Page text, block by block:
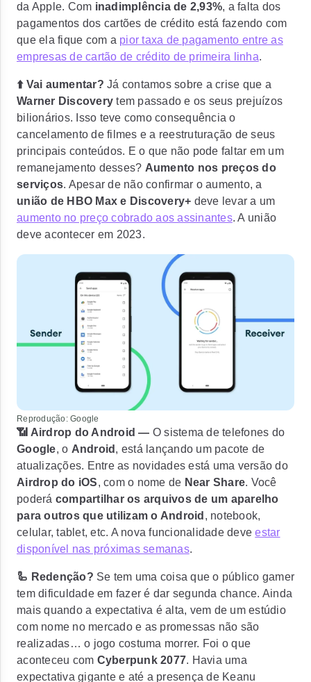
da Apple. Com inadimplência de 2,93%, a falta dos
pagamentos dos cartões de crédito está fazendo com
que ela fique com a pior taxa de pagamento entre as
empresas de cartão de crédito de primeira linha.
⬆️ Vai aumentar? Já contamos sobre a crise que a
Warner Discovery tem passado e os seus prejuízos
bilionários. Isso teve como consequência o
cancelamento de filmes e a reestruturação de seus
principais conteúdos. E o que não pode faltar em um
remanejamento desses? Aumento nos preços do
serviços. Apesar de não confirmar o aumento, a
união de HBO Max e Discovery+ deve levar a um
aumento no preço cobrado aos assinantes. A união
deve acontecer em 2023.
Reprodução: Google
📶 Airdrop do Android — O sistema de telefones do
Google, o Android , está lançando um pacote de
atualizações. Entre as novidades está uma versão do
Airdrop do iOS, com o nome de Near Share. Você
poderá compartilhar os arquivos de um aparelho
para outros que utilizam o Android , notebook,
celular, tablet, etc. A nova funcionalidade deveestar
disponível nas próximas semanas.
🦾 Redenção? Se tem uma coisa que o público gamer
tem dificuldade em fazer é dar segunda chance. Ainda
mais quando a expectativa é alta, vem de um estúdio
com nome no mercado e as promessas não são
realizadas… o jogo costuma morrer. Foi o que
aconteceu com Cyberpunk 2077. Havia uma
expectativa gigante e até a presença de Keanu